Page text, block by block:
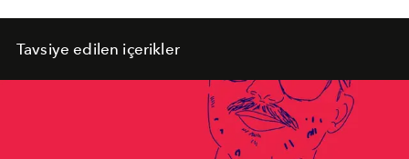
Tavsiye edilen içerikler